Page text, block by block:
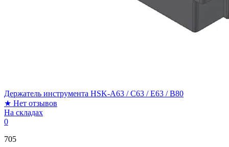
Держатель инструмента HSK-A63 / C63 / E63 / B80
★ Нет отзывов
На складах
0
705